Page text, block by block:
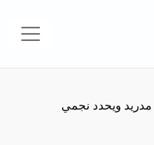
مدريد ويحدد نجمي